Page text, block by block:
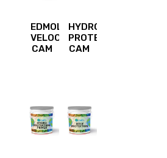
EDMOLASTIC
VELOCE
CAM
HYDRO
PROTECTION
CAM